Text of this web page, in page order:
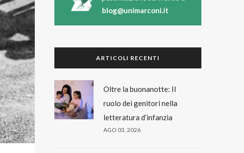
blog@unimarconi.it
ARTICOLI RECENTI
Oltre la buonanotte: Il
ruolo dei genitori nella
letteratura d’infanzia
AGO 03, 2026